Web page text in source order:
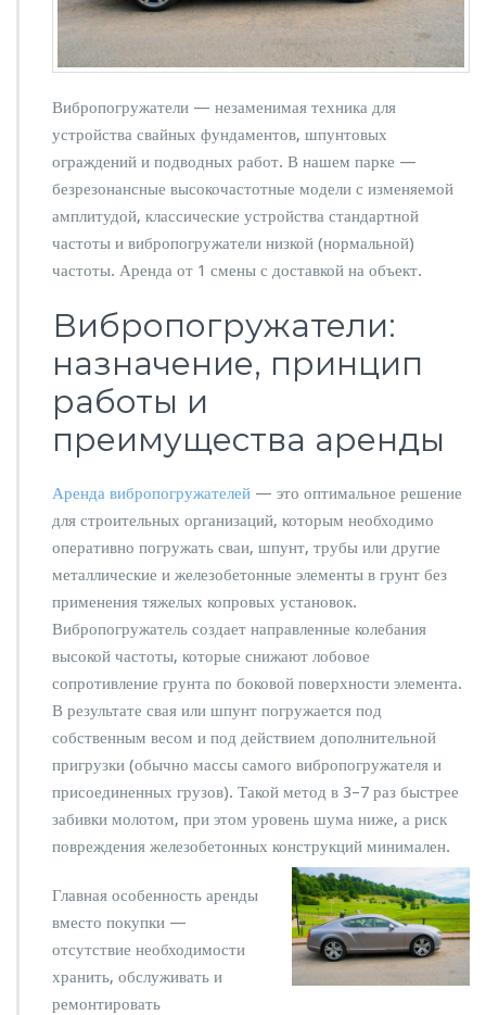
п
р
ж
а
т
е
е
й:
п
л
н
ы
й
е
т
р
в
ы
с
к
о
ч
а
т
о
т
н
г
о
о
б
о
р
у
Вибропогружатели — незаменимая техника для
устройства свайных фундаментов, шпунтовых
ограждений и подводных работ. В нашем парке —
безрезонансные высокочастотные модели с изменяемой
амплитудой, классические устройства стандартной
частоты и вибропогружатели низкой (нормальной)
частоты. Аренда от 1 смены с доставкой на объект.
Вибропогружатели:
назначение, принцип
работы и
преимущества аренды
Аренда вибропогружателей — это оптимальное решение
для строительных организаций, которым необходимо
оперативно погружать сваи, шпунт, трубы или другие
металлические и железобетонные элементы в грунт без
применения тяжелых копровых установок.
Вибропогружатель создает направленные колебания
высокой частоты, которые снижают лобовое
сопротивление грунта по боковой поверхности элемента.
В результате свая или шпунт погружается под
собственным весом и под действием дополнительной
пригрузки (обычно массы самого вибропогружателя и
присоединенных грузов). Такой метод в 3–7 раз быстрее
забивки молотом, при этом уровень шума ниже, а риск
повреждения железобетонных конструкций минимален.
Главная особенность аренды
вместо покупки —
отсутствие необходимости
хранить, обслуживать и
ремонтировать